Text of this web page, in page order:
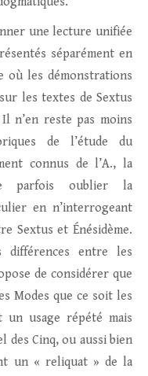
une lecture unifiée
séparément en
où les démonstrations
les textes de Sextus
n’en reste pas moins
de l’étude du
connus de l’A., la
parfois oublier la
en n’interrogeant
Sextus et Énésidème.
entre les
de considérer que
Modes que ce soit les
un usage répété mais
Cinq, ou aussi bien
un « reliquat » de la